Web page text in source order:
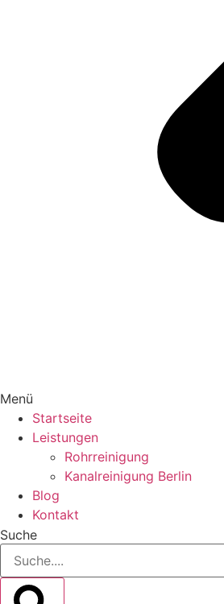
Menü
Startseite
Leistungen
Rohrreinigung
Kanalreinigung Berlin
Blog
Kontakt
Suche